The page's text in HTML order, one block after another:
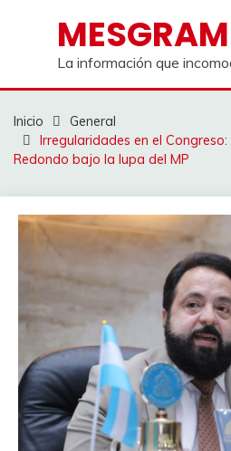
contenidoMESGRAM
La información que
Inicio
General
Irregularidades en el
Redondo bajo la lupa del MP